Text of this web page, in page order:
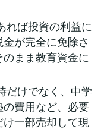
れば投資の利益に
が完全に免除さ
まま教育資金に
だけでなく、中学
費用など、必要
一部売却して現